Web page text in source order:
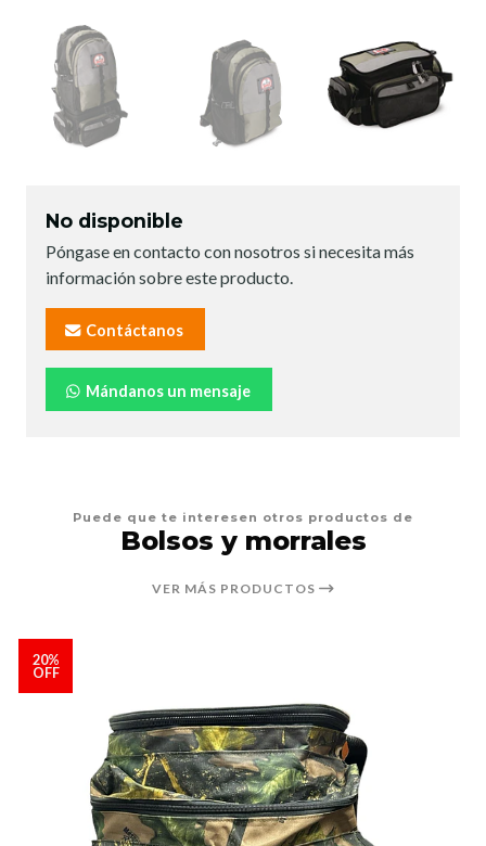
No disponible
Póngase en contacto con nosotros si necesita más
información sobre este producto.
Contáctanos
Mándanos un mensaje
Puede que te interesen otros productos de
Bolsos y morrales
VER MÁS PRODUCTOS
20%
OFF